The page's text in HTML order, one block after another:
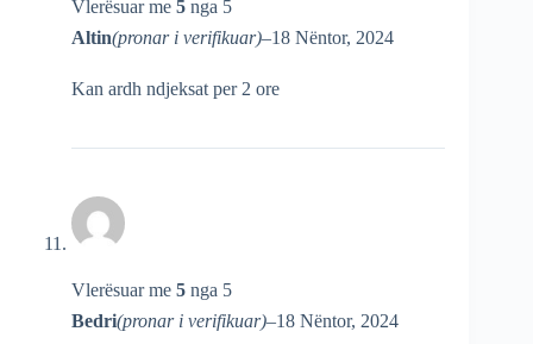
Vlerësuar me 5 nga 5
Altin(pronar i verifikuar)–18 Nëntor, 2024
Kan ardh ndjeksat per 2 ore
Vlerësuar me 5 nga 5
Bedri(pronar i verifikuar)–18 Nëntor, 2024